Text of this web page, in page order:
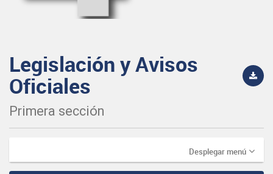
Legislación y Avisos
Oficiales
Primera sección
Desplegar menú